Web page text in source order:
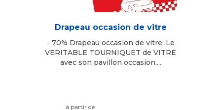
Drapeau occasion de vitre
- 70% Drapeau occasion de vitre: Le
VERITABLE TOURNIQUET de VITRE
avec son pavillon occasion....
à partir de